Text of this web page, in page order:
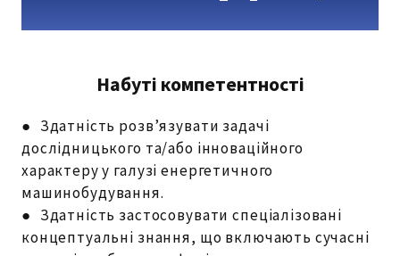
Набуті компетентності
● Здатність розв’язувати задачі
дослідницького та/або інноваційного
характеру у галузі енергетичного
машинобудування.
● Здатність застосовувати спеціалізовані
концептуальні знання, що включають сучасні